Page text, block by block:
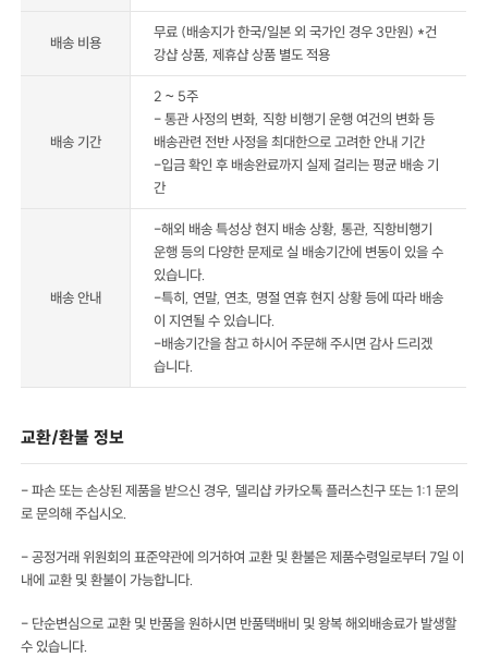
배송 비용
무료 (배송지가 한국/일본 외 국가인 경우 3만원) *건
강샵 상품, 제휴샵 상품 별도 적용
배송 기간
2 ~ 5주
- 통관 사정의 변화, 직항 비행기 운행 여건의 변화 등
배송관련 전반 사정을 최대한으로 고려한 안내 기간
-입금 확인 후 배송완료까지 실제 걸리는 평균 배송 기
간
배송 안내
-해외 배송 특성상 현지 배송 상황, 통관, 직항비행기
운행 등의 다양한 문제로 실 배송기간에 변동이 있을 수
있습니다.
-특히, 연말, 연초, 명절 연휴 현지 상황 등에 따라 배송
이 지연될 수 있습니다.
-배송기간을 참고 하시어 주문해 주시면 감사 드리겠
습니다.
교환/환불 정보
- 파손 또는 손상된 제품을 받으신 경우, 델리샵 카카오톡 플러스친구 또는 1:1 문의
로 문의해 주십시오.
- 공정거래 위원회의 표준약관에 의거하여 교환 및 환불은 제품수령일로부터 7일 이
내에 교환 및 환불이 가능합니다.
- 단순변심으로 교환 및 반품을 원하시면 반품택배비 및 왕복 해외배송료가 발생할
수 있습니다.